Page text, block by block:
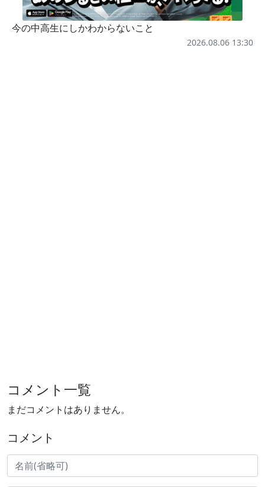
今の中高生にしかわからないこと
2026.08.06 13:30
コメント一覧
まだコメントはありません。
コメント